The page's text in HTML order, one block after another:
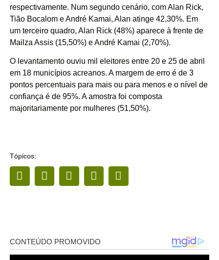
respectivamente. Num segundo cenário, com Alan Rick,
Tião Bocalom e André Kamai, Alan atinge 42,30%. Em
um terceiro quadro, Alan Rick (48%) aparece à frente de
Mailza Assis (15,50%) e André Kamai (2,70%).
O levantamento ouviu mil eleitores entre 20 e 25 de abril
em 18 municípios acreanos. A margem de erro é de 3
pontos percentuais para mais ou para menos e o nível de
confiança é de 95%. A amostra foi composta
majoritariamente por mulheres (51,50%).
Tópicos: